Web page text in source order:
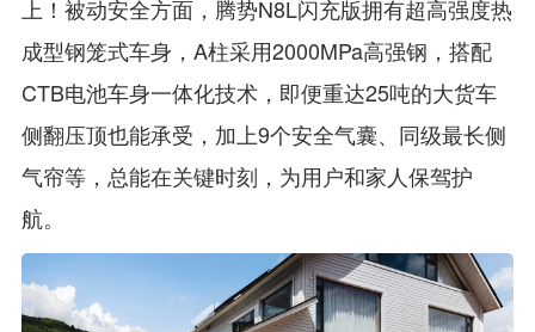
上！被动安全方面，腾势N8L闪充版拥有超高强度热
成型钢笼式车身，A柱采用2000MPa高强钢，搭配
CTB电池车身一体化技术，即便重达25吨的大货车
侧翻压顶也能承受，加上9个安全气囊、同级最长侧
气帘等，总能在关键时刻，为用户和家人保驾护
航。